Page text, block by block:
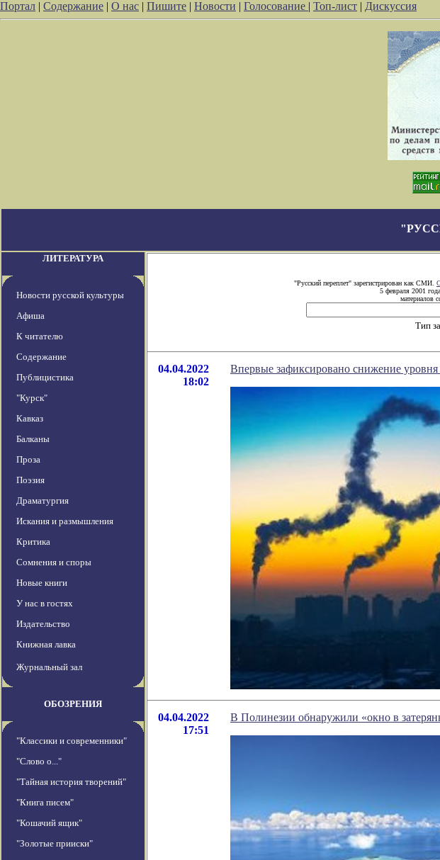
Портал | Содержание | О нас | Пишите | Новости | Голосование | Топ-лист | Дискуссия
ЛИТЕРАТУРА
Новости русской культуры
Афиша
К читателю
Содержание
Публицистика
"Курск"
Кавказ
Балканы
Проза
Поэзия
Драматургия
Искания и размышления
Критика
Сомнения и споры
Новые книги
У нас в гостях
Издательство
Книжная лавка
Журнальный зал
ОБОЗРЕНИЯ
"Классики и современники"
"Слово о..."
"Тайная история творений"
"Книга писем"
"Кошачий ящик"
"Золотые прииски"
"Русский переплет" зарегистрирован как СМИ.
5 февраля 2001
материалов
Тип
04.04.2022
18:02
Впервые зафиксировано снижение
04.04.2022
17:51
В Полинезии обнаружили «окно в